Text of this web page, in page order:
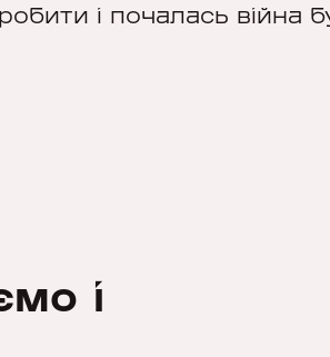
і почалась війна
і